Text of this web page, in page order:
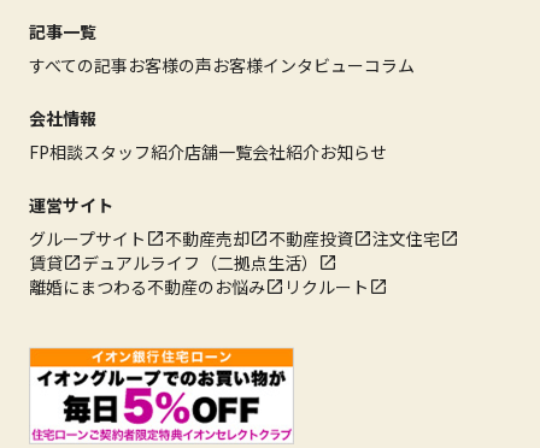
記事一覧
すべての記事お客様の声お客様インタビューコラム
会社情報
FP相談スタッフ紹介店舗一覧会社紹介お知らせ
運営サイト
グループサイト
不動産売却 不動産投資
注文住宅
賃貸
デュアルライフ（二拠点生活）
離婚にまつわる不動産のお悩み
リクルート